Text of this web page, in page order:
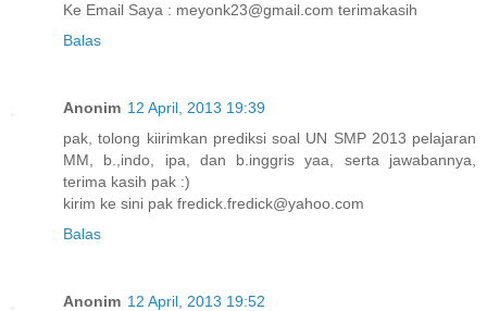
Ke Email Saya : meyonk23@gmail.com terimakasih
Balas
Anonim 12 April, 2013 19:39
pak, tolong kiirimkan prediksi soal UN SMP 2013 pelajaran
MM, b.,indo, ipa, dan b.inggris yaa, serta jawabannya,
terima kasih pak :)
kirim ke sini pak fredick.fredick@yahoo.com
Balas
Anonim 12 April, 2013 19:52